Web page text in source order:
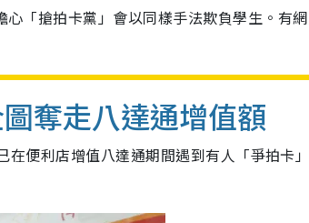
「搶拍卡黨」會以同樣手法欺負學生。有
奪走八達通增值額
便利店增值八達通期間遇到有人「爭拍卡